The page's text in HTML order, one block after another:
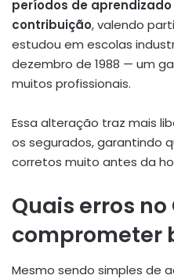
períodos de
contribuição, valendo
estudou em escolas
dezembro de 1988 — um
muitos profissionais.
Essa alteração traz mais
os segurados, garantindo
corretos muito antes da
Quais erros no
comprometer
Mesmo sendo simples de